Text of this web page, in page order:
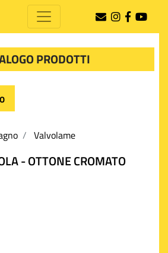
PRODOTTI
Valvolame
- OTTONE CROMATO